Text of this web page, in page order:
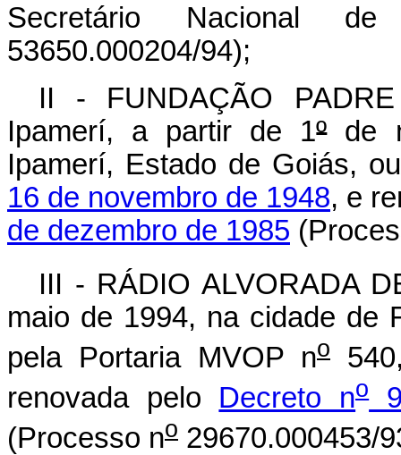
Secretário Nacional
53650.000204/94);
II - FUNDAÇÃO
Ipamerí, a partir de 1ºde
Ipamerí, Estado de Goiás,
16 de novembro de 1948, e
de dezembro de 1985
III - RÁDIO ALVORADA
maio de 1994, na cidade de
pela Portaria MVOP no
renovada pelo Decreto no
(Processo no 29670.000453/